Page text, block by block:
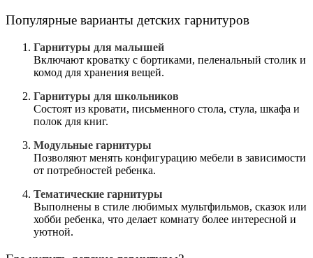
Популярные варианты детских гарнитуров
Гарнитуры для малышей
Включают кроватку с бортиками, пеленальный столик и
комод для хранения вещей.
Гарнитуры для школьников
Состоят из кровати, письменного стола, стула, шкафа и
полок для книг.
Модульные гарнитуры
Позволяют менять конфигурацию мебели в зависимости
от потребностей ребенка.
Тематические гарнитуры
Выполнены в стиле любимых мультфильмов, сказок или
хобби ребенка, что делает комнату более интересной и
уютной.